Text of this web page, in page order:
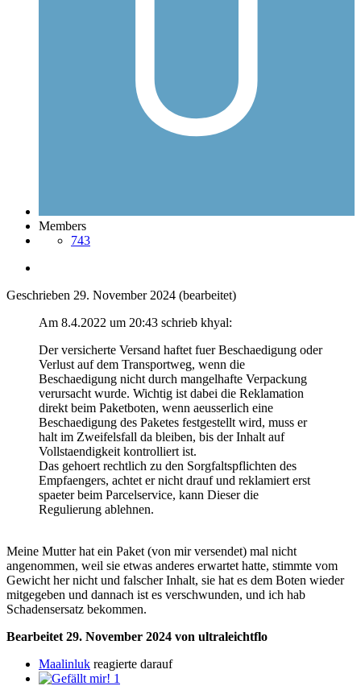
Members
743
Geschrieben 29. November 2024 (bearbeitet)
Am 8.4.2022 um 20:43 schrieb khyal:
Der versicherte Versand haftet fuer Beschaedigung oder
Verlust auf dem Transportweg, wenn die
Beschaedigung nicht durch mangelhafte Verpackung
verursacht wurde. Wichtig ist dabei die Reklamation
direkt beim Paketboten, wenn aeusserlich eine
Beschaedigung des Paketes festgestellt wird, muss er
halt im Zweifelsfall da bleiben, bis der Inhalt auf
Vollstaendigkeit kontrolliert ist.
Das gehoert rechtlich zu den Sorgfaltspflichten des
Empfaengers, achtet er nicht drauf und reklamiert erst
spaeter beim Parcelservice, kann Dieser die
Regulierung ablehnen.
Meine Mutter hat ein Paket (von mir versendet) mal nicht
angenommen, weil sie etwas anderes erwartet hatte, stimmte vom
Gewicht her nicht und falscher Inhalt, sie hat es dem Boten wieder
mitgegeben und dannach ist es verschwunden, und ich hab
Schadensersatz bekommen.
Bearbeitet 29. November 2024 von ultraleichtflo
Maalinluk reagierte darauf
1